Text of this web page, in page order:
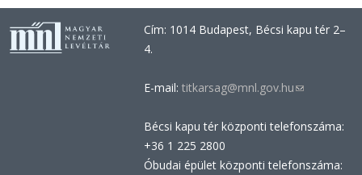
Cím: 1014 Budapest, Bécsi kapu tér 2–
4.
E-mail: titkarsag@mnl.gov.hu(link
e-
Bécsi kapu tér központi telefonszáma:
+36 1 225 2800
Óbudai épület központi telefonszáma: